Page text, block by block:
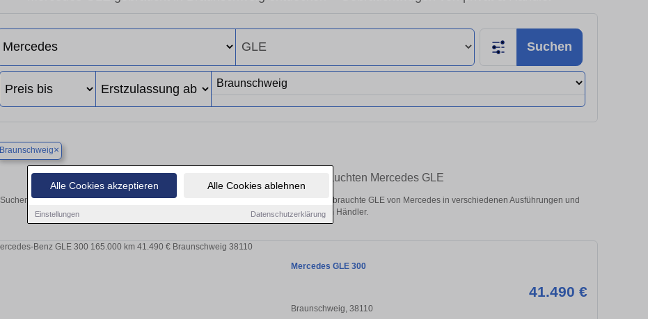
Alle Cookies akzeptieren Alle Cookies ablehnen
Einstellungen Datenschutzerklärung
Suchen
Braunschweig×
Finden Sie in Braunschweig Ihren gebrauchten Mercedes GLE
Suchen Sie in Braunschweig einen Mercedes GLE Gebrauchtwagen? Entdecken Sie gebrauchte GLE von Mercedes in verschiedenen Ausführungen und
Preisklassen von privat und vom Händler.
Mercedes GLE 300
41.490 €
Braunschweig, 38110